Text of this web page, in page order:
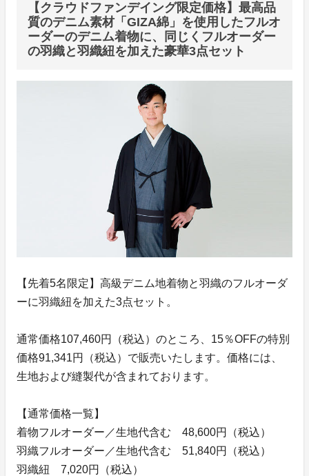
【クラウドファンデイング限定価格】最高品
質のデニム素材「GIZA綿」を使用したフルオ
ーダーのデニム着物に、同じくフルオーダー
の羽織と羽織紐を加えた豪華3点セット
【先着5名限定】高級デニム地着物と羽織のフルオーダ
ーに羽織紐を加えた3点セット。
通常価格107,460円（税込）のところ、15％OFFの特別
価格91,341円（税込）で販売いたします。価格には、
生地および縫製代が含まれております。
【通常価格一覧】
着物フルオーダー／生地代含む 48,600円（税込）
羽織フルオーダー／生地代含む 51,840円（税込）
羽織紐 7,020円（税込）